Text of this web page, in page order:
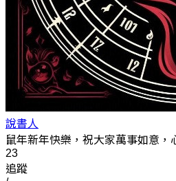
說書人
鼠年新年快樂，祝大家萬事如意，
23
追蹤